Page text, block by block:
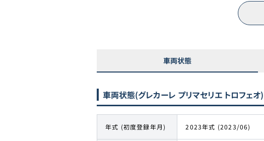
車両状態
車両状態(グレカーレ プリマセリエ トロフェオ)
年式 (初度登録年月) 2023年式 (2023/06)